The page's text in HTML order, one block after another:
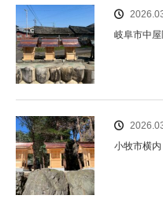
岐阜市中
小牧市横